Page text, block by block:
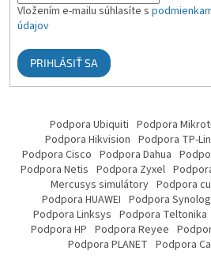
Vložením e-mailu súhlasíte s
údajov
PRIHLÁSIŤ SA
Podpora Ubiquiti Podpora
Podpora Hikvision Podpora TP-
Podpora Cisco Podpora Dahua
Podpora Netis Podpora Zyxel
Mercusys simulátory Podpora
Podpora HUAWEI Podpora
Podpora Linksys Podpora Teltonika
Podpora HP Podpora Reyee
Podpora PLANET Podpora